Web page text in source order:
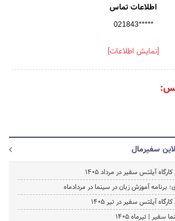
اطلاعات تماس
021843*****
[نمایش اطلاعات]
سفیرمال
آیلتس سفیر در مرداد 1405
برنامه آموزش زبان در سینما در مردادماه
آیلتس سفیر در تیر 1405
| تیرماه ۱۴۰۵